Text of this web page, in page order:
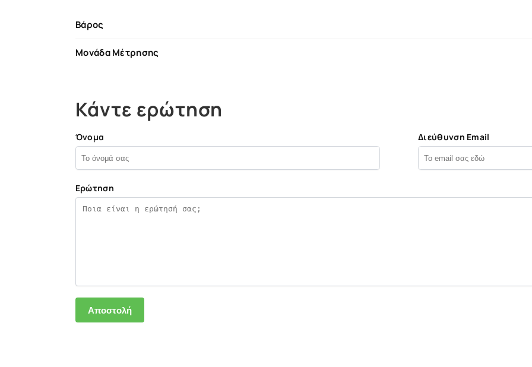
Βάρος
Μονάδα Μέτρησης
Κάντε ερώτηση
Όνομα Διεύθυνση Email
Ερώτηση